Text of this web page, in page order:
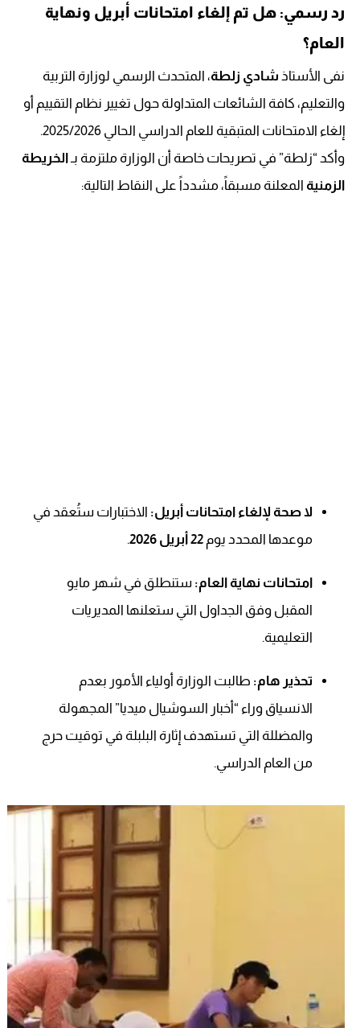
رد رسمي: هل تم إلغاء امتحانات أبريل ونهاية
العام؟
نفى الأستاذ شادي زلطة، المتحدث الرسمي لوزارة التربية
والتعليم، كافة الشائعات المتداولة حول تغيير نظام التقييم أو
إلغاء الامتحانات المتبقية للعام الدراسي الحالي 2025/2026.
وأكد “زلطة” في تصريحات خاصة أن الوزارة ملتزمة بـالخريطة
الزمنية المعلنة مسبقاً، مشدداً على النقاط التالية:
لا صحة لإلغاء امتحانات أبريل: الاختبارات ستُعقد في
موعدها المحدد يوم 22 أبريل 2026 .
امتحانات نهاية العام: ستنطلق في شهر مايو
المقبل وفق الجداول التي ستعلنها المديريات
التعليمية.
تحذير هام: طالبت الوزارة أولياء الأمور بعدم
الانسياق وراء “أخبار السوشيال ميديا” المجهولة
والمضللة التي تستهدف إثارة البلبلة في توقيت حرج
من العام الدراسي.